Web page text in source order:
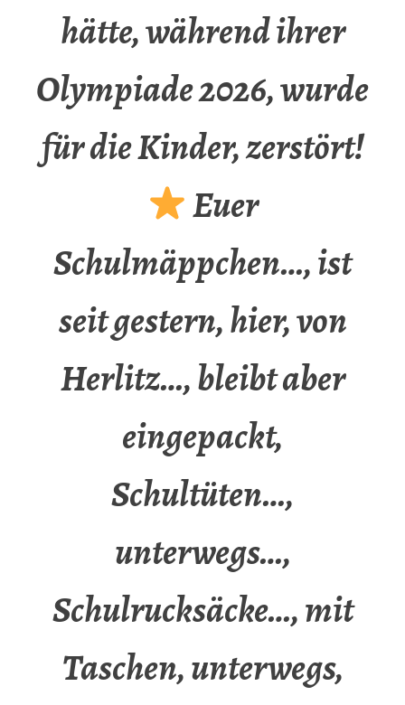
hätte, während ihrer
Olympiade 2026, wurde
für die Kinder, zerstört!
Euer
Schulmäppchen…, ist
seit gestern, hier, von
Herlitz…, bleibt aber
eingepackt,
Schultüten…,
unterwegs…,
Schulrucksäcke…, mit
Taschen, unterwegs,